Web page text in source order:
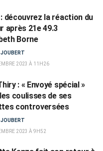
: découvrez la réaction du
après 21e 49.3
Borne
JOUBERT
2023 À 11H26
: « Envoyé spécial »
coulisses de ses
controversées
JOUBERT
2023 À 9H52